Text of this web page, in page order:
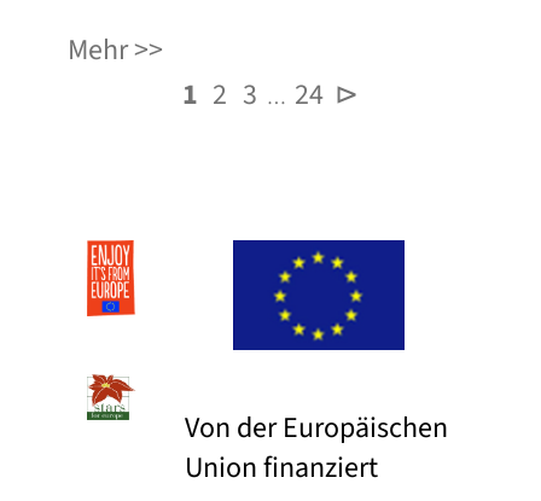
Mehr
1 2 3 … 24 ⊳
Von der Europäischen
Union finanziert